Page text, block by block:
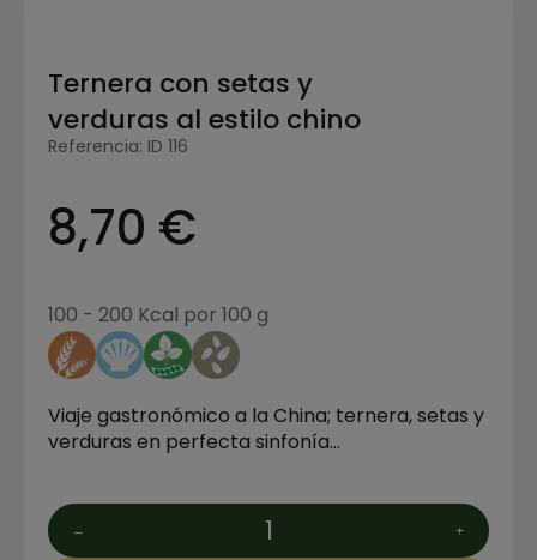
Ternera con setas y
verduras al estilo chino
Referencia: ID 116
8,70 €
100 - 200 Kcal por 100 g
Viaje gastronómico a la China; ternera, setas y
verduras en perfecta sinfonía…